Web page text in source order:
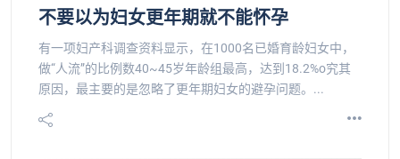
不要以为妇女更年期就不能怀孕
有一项妇产科调查资料显示，在1000名已婚育龄妇女中，
做“人流”的比例数40~45岁年龄组最高，达到18.2%o究其
原因，最主要的是忽略了更年期妇女的避孕问题。...